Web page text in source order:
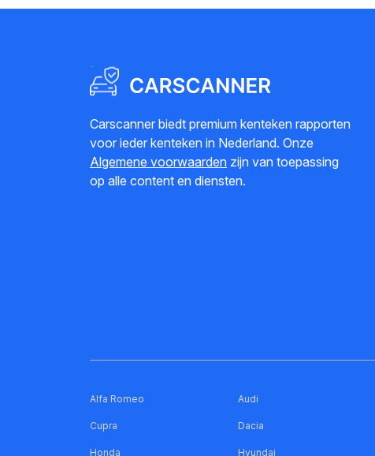
Carscanner biedt premium kenteken rapporten
voor ieder kenteken in Nederland. Onze
Algemene voorwaarden zijn van toepassing
op alle content en diensten.
Alfa Romeo Audi
Cupra Dacia
Honda Hyundai